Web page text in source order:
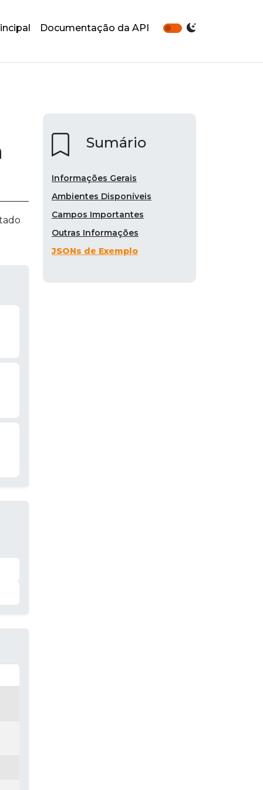
Documentação da API
Sumário
Informações Gerais
Ambientes Disponíveis
Campos Importantes
Outras Informações
JSONs de Exemplo